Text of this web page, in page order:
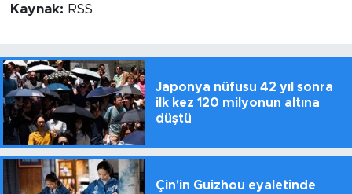
Kaynak: RSS
Japonya nüfusu 42 yıl sonra
ilk kez 120 milyonun altına
düştü
Çin'in Guizhou eyaletinde